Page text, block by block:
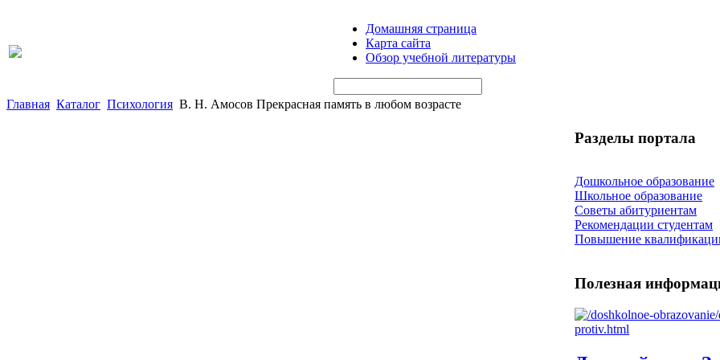
Домашняя страница
Карта сайта
Обзор учебной литературы
Главная Каталог Психология В. Н. Амосов Прекрасная память в любом возрасте
Разделы портала
Дошкольное образование
Школьное образование
Советы абитуриентам
Рекомендации студентам
Повышение
Полезная